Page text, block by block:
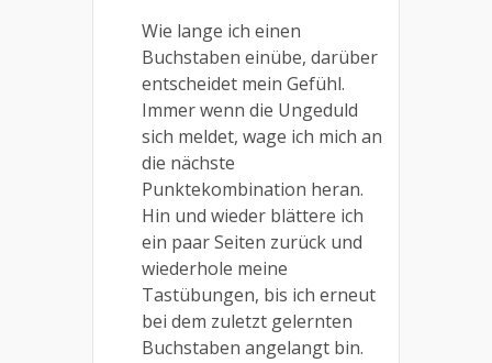
Wie lange ich einen
Buchstaben einübe, darüber
entscheidet mein Gefühl.
Immer wenn die Ungeduld
sich meldet, wage ich mich an
die nächste
Punktekombination heran.
Hin und wieder blättere ich
ein paar Seiten zurück und
wiederhole meine
Tastübungen, bis ich erneut
bei dem zuletzt gelernten
Buchstaben angelangt bin.